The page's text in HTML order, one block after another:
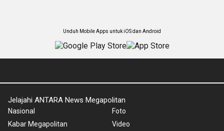
Unduh Mobile Apps untuk iOS dan Android
Jelajahi ANTARA News Megapolitan
Nasional
Kabar Megapolitan
Foto
Video